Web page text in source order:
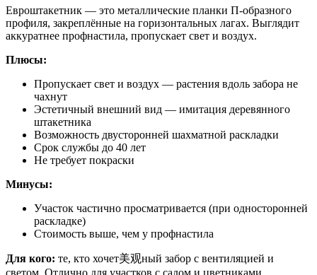
Евроштакетник — это металлические планки П-образного
профиля, закреплённые на горизонтальных лагах. Выглядит
аккуратнее профнастила, пропускает свет и воздух.
Плюсы:
Пропускает свет и воздух — растения вдоль забора не
чахнут
Эстетичный внешний вид — имитация деревянного
штакетника
Возможность двусторонней шахматной раскладки
Срок службы до 40 лет
Не требует покраски
Минусы:
Участок частично просматривается (при односторонней
раскладке)
Стоимость выше, чем у профнастила
Для кого: те, кто хочет美观ный забор с вентиляцией и
светом. Отлично для участков с садом и цветниками.